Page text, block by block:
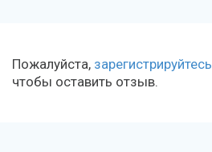
Пожалуйста, зарегистрируйтесь
чтобы оставить отзыв.